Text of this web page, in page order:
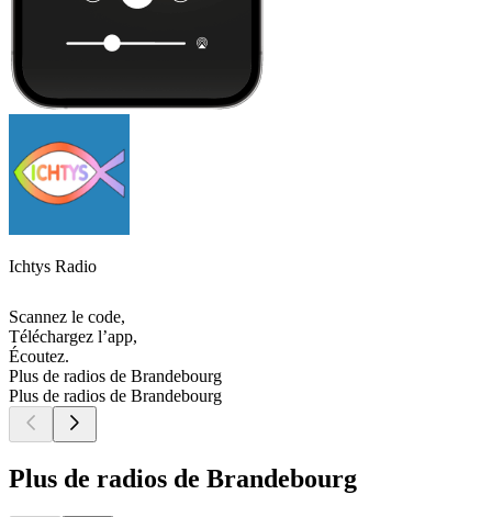
Ichtys Radio
Scannez le code,
Téléchargez l’app,
Écoutez.
Plus de radios de Brandebourg
Plus de radios de Brandebourg
Plus de radios de Brandebourg